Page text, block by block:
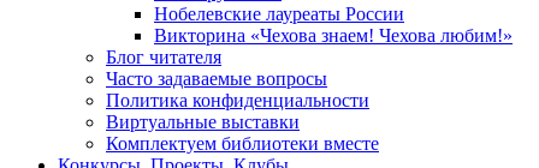
Нобелевские лауреаты России
Викторина «Чехова знаем! Чехова любим!»
Блог читателя
Часто задаваемые вопросы
Политика конфиденциальности
Виртуальные выставки
Комплектуем библиотеки вместе